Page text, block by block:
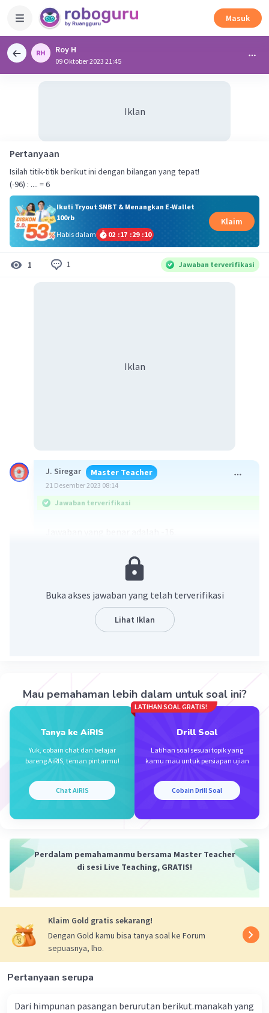
Masuk
Roy H
09 Oktober 2023 21:45
Iklan
Pertanyaan
Isilah titik-titik berikut ini dengan bilangan yang tepat!
(-96) : .... = 6
Ikuti Tryout SNBT & Menangkan E-Wallet
100rb
Habis dalam
02 :17 :29 :10
Klaim
1 1 Jawaban terverifikasi
Iklan
J. Siregar Master Teacher
21 Desember 2023 08:14
Jawaban terverifikasi
Kita pakai konsep pembagian berikut.
Hasil operasi bilangan positif dan negatif:
(-) ÷ (-) = (+)
6 × a = -96
6a = -96
a = -16
Jadi, bilangan yang mengisi titik kosong adalah
Iklan
Buka akses jawaban yang telah terverifikasi
Lihat Iklan
Mau pemahaman lebih dalam untuk soal ini?
Tanya ke AiRIS
Yuk, cobain chat dan belajar
bareng AiRIS, teman pintarmu!
Chat AiRIS
LATIHAN SOAL GRATIS!
Drill Soal
Latihan soal sesuai topik yang
kamu mau untuk persiapan ujian
Cobain Drill Soal
Perdalam pemahamanmu bersama Master Teacher
di sesi Live Teaching, GRATIS!
Klaim Gold gratis sekarang!
Dengan Gold kamu bisa tanya soal ke Forum
sepuasnya, lho.
Pertanyaan serupa
Dari himpunan pasangan berurutan berikut.manakah yang